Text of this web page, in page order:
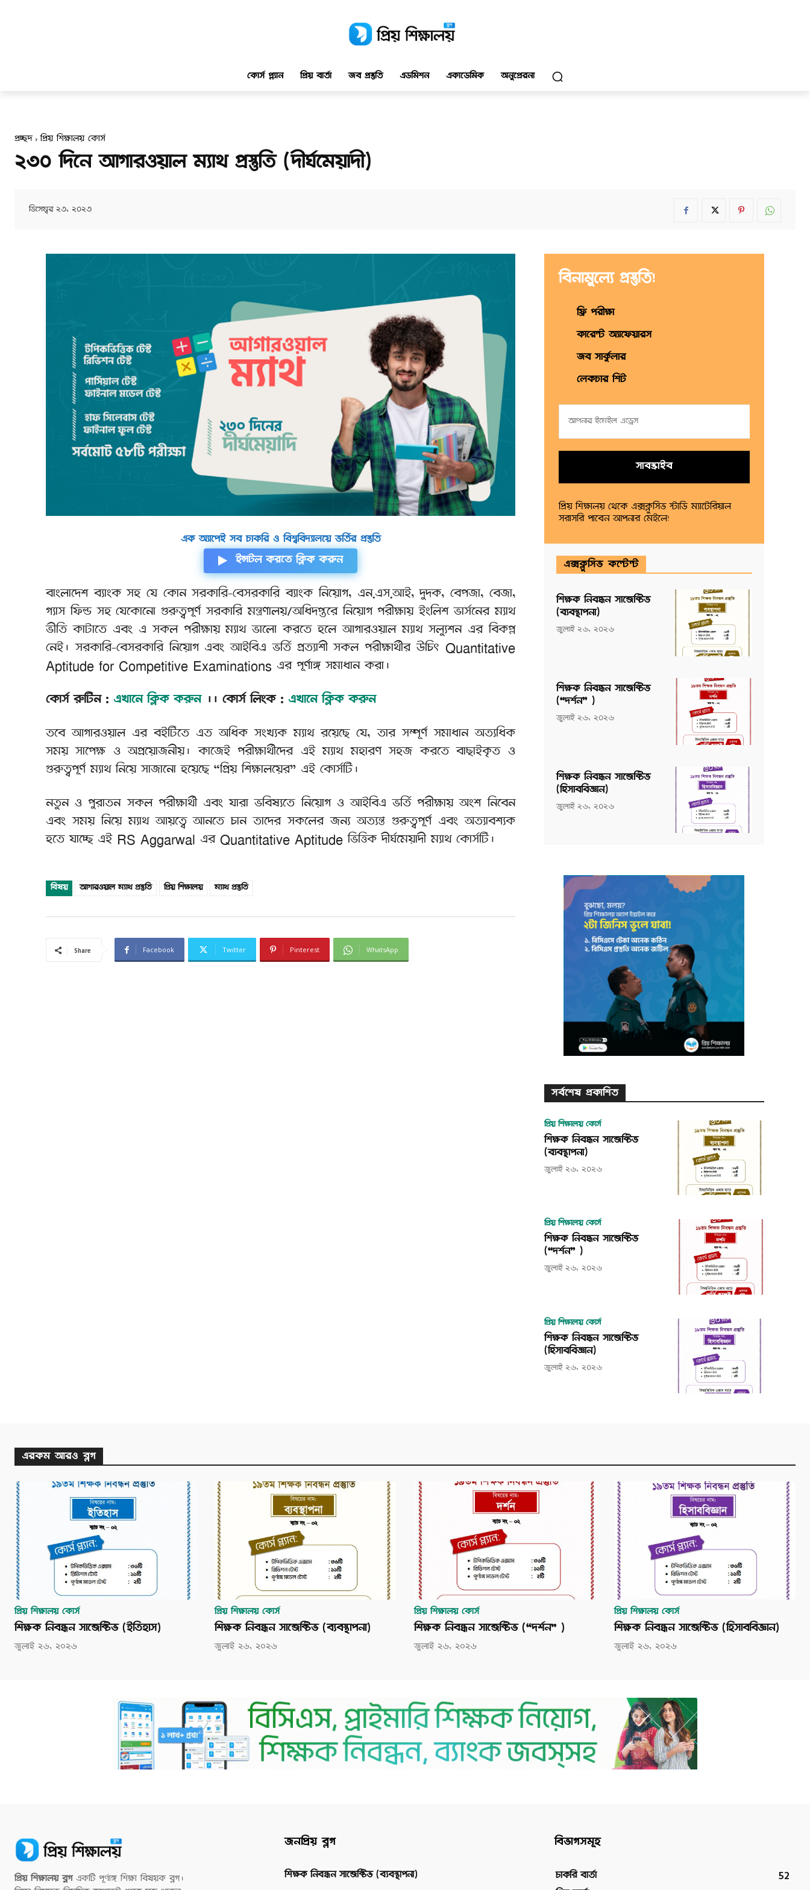
কোর্স প্ল্যান প্রিয় বার্তা জব প্রস্তুতি এডমিশন একাডেমিক অনুপ্রেরনা
প্রচ্ছদ প্রিয় শিক্ষালয় কোর্স
২৩০ দিনে আগারওয়াল ম্যাথ প্রস্তুতি (দীর্ঘমেয়াদী)
ডিসেম্বর ২৩, ২০২৩
এক অ্যাপেই সব চাকরি ও বিশ্ববিদ্যালয়ে ভর্তির প্রস্তুতি
ইন্সটল করতে ক্লিক করুন
বাংলাদেশ ব্যাংক সহ যে কোন সরকারি-বেসরকারি ব্যাংক নিয়োগ, এন.এস.আই, দুদক, বেপজা, বেজা,
গ্যাস ফিল্ড সহ যেকোনো গুরুত্বপূর্ণ সরকারি মন্ত্রণালয়/অধিদপ্তরে নিয়োগ পরীক্ষায় ইংলিশ ভার্সনের ম্যাথ
ভীতি কাটাতে এবং এ সকল পরীক্ষায় ম্যাথ ভালো করতে হলে আগারওয়াল ম্যাথ সল্যুশন এর বিকল্প
নেই। সরকারি-বেসরকারি নিয়োগ এবং আইবিএ ভর্তি প্রত্যাশী সকল পরীক্ষার্থীর উচিৎ Quantitative
Aptitude for Competitive Examinations এর পূর্ণাঙ্গ সমাধান করা।
কোর্স রুটিন : এখানে ক্লিক করুন।। কোর্স লিংক : এখানে ক্লিক করুন
তবে আগারওয়াল এর বইটিতে এত অধিক সংখ্যক ম্যাথ রয়েছে যে, তার সম্পূর্ণ সমাধান অত্যধিক
সময় সাপেক্ষ ও অপ্রয়োজনীয়। কাজেই পরীক্ষার্থীদের এই ম্যাথ মহারণ সহজ করতে বাছাইকৃত ও
গুরুত্বপূর্ণ ম্যাথ নিয়ে সাজানো হয়েছে “প্রিয় শিক্ষালয়ের” এই কোর্সটি।
নতুন ও পুরাতন সকল পরীক্ষার্থী এবং যারা ভবিষ্যতে নিয়োগ ও আইবিএ ভর্তি পরীক্ষায় অংশ নিবেন
এবং সময় নিয়ে ম্যাথ আয়ত্বে আনতে চান তাদের সকলের জন্য অত্যন্ত গুরুত্বপূর্ণ এবং অত্যাবশ্যক
হতে যাচ্ছে এই RS Aggarwal এর Quantitative Aptitude ভিত্তিক দীর্ঘমেয়াদী ম্যাথ কোর্সটি।
বিষয় আগারওয়াল ম্যাথ প্রস্তুতি প্রিয় শিক্ষালয় ম্যাথ প্রস্তুতি
Share Facebook Twitter Pinterest WhatsApp
বিনামুল্যে প্রস্তুতি!
ফ্রি পরীক্ষা
কারেন্ট অ্যাফেয়ারস
জব সার্কুলার
লেকচার শিট
সাবস্ক্রাইব
প্রিয় শিক্ষালয় থেকে এক্সক্লুসিভ স্টাডি ম্যাটেরিয়াল
সরাসরি পাবেন আপনার মেইলে!
এক্সক্লুসিভ কন্টেন্ট
শিক্ষক নিবন্ধন সাব্জেক্টিভ
(ব্যবস্থাপনা)
জুলাই ২৬, ২০২৬
শিক্ষক নিবন্ধন সাব্জেক্টিভ
(“দর্শন” )
জুলাই ২৬, ২০২৬
শিক্ষক নিবন্ধন সাব্জেক্টিভ
(হিসাববিজ্ঞান)
জুলাই ২৬, ২০২৬
সর্বশেষ প্রকাশিত
প্রিয় শিক্ষালয় কোর্স
শিক্ষক নিবন্ধন সাব্জেক্টিভ
(ব্যবস্থাপনা)
জুলাই ২৬, ২০২৬
প্রিয় শিক্ষালয় কোর্স
শিক্ষক নিবন্ধন সাব্জেক্টিভ
(“দর্শন” )
জুলাই ২৬, ২০২৬
প্রিয় শিক্ষালয় কোর্স
শিক্ষক নিবন্ধন সাব্জেক্টিভ
(হিসাববিজ্ঞান)
জুলাই ২৬, ২০২৬
এরকম আরও ব্লগ
প্রিয় শিক্ষালয় কোর্স
শিক্ষক নিবন্ধন সাব্জেক্টিভ (ইতিহাস)
জুলাই ২৬, ২০২৬
প্রিয় শিক্ষালয় কোর্স
শিক্ষক নিবন্ধন সাব্জেক্টিভ (ব্যবস্থাপনা)
জুলাই ২৬, ২০২৬
প্রিয় শিক্ষালয় কোর্স
শিক্ষক নিবন্ধন সাব্জেক্টিভ (“দর্শন” )
জুলাই ২৬, ২০২৬
প্রিয় শিক্ষালয় কোর্স
শিক্ষক নিবন্ধন সাব্জেক্টিভ (হিসাববিজ্ঞান)
জুলাই ২৬, ২০২৬
প্রিয় শিক্ষালয় ব্লগএকটি পূর্ণাঙ্গ শিক্ষা বিষয়ক ব্লগ।
জনপ্রিয় ব্লগ
শিক্ষক নিবন্ধন সাব্জেক্টিভ (ব্যবস্থাপনা)
বিভাগসমূহ
চাকরি বার্তা 52